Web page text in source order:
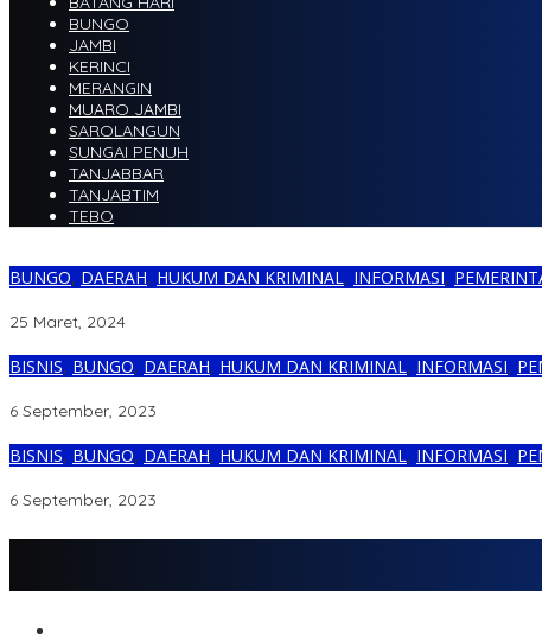
BUNGO
JAMBI
KERINCI
MERANGIN
MUARO JAMBI
SAROLANGUN
SUNGAI PENUH
TANJABBAR
TANJABTIM
TEBO
BUNGO, DAERAH, HUKUM DAN KRIMINAL, INFORMASI,
25 Maret, 2024
BISNIS, BUNGO, DAERAH, HUKUM DAN KRIMINAL, INFORMASI,
6 September, 2023
BISNIS, BUNGO, DAERAH, HUKUM DAN KRIMINAL, INFORMASI,
6 September, 2023